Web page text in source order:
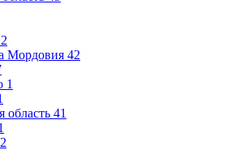
2
Мордовия 42
1
область 41
2